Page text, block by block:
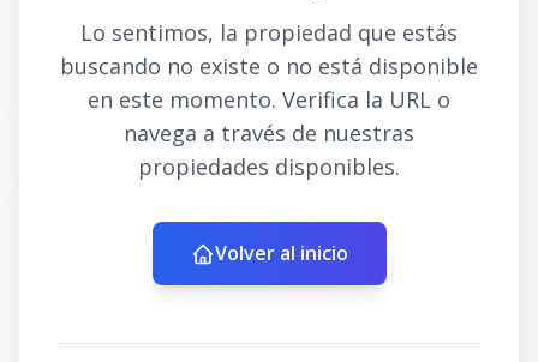
Lo sentimos, la propiedad que estás
buscando no existe o no está disponible
en este momento. Verifica la URL o
navega a través de nuestras
propiedades disponibles.
Volver al inicio